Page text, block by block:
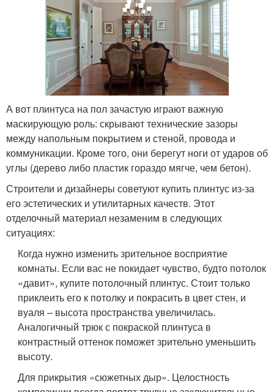
А вот плинтуса на пол зачастую играют важную
маскирующую роль: скрывают технические зазоры
между напольным покрытием и стеной, провода и
коммуникации. Кроме того, они берегут ноги от ударов об
углы (дерево либо пластик гораздо мягче, чем бетон).
Строители и дизайнеры советуют купить плинтус из-за
его эстетических и утилитарных качеств. Этот
отделочный материал незаменим в следующих
ситуациях:
Когда нужно изменить зрительное восприятие
комнаты. Если вас не покидает чувство, будто потолок
«давит», купите потолочный плинтус. Стоит только
приклеить его к потолку и покрасить в цвет стен, и
вуаля – высота пространства увеличилась.
Аналогичный трюк с покраской плинтуса в
контрастный оттенок поможет зрительно уменьшить
высоту.
Для прикрытия «сюжетных дыр». Целостность